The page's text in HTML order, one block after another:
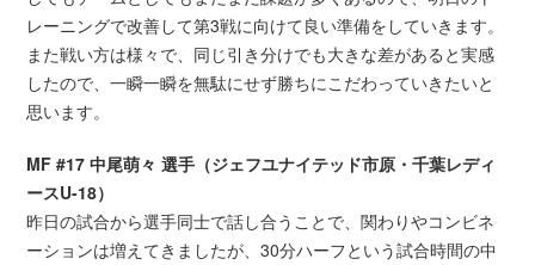
レーニングで改善して第3戦に向けて良い準備をしていきます。
また戦い方は様々で、同じ引き分けでも大きな差があると実感
したので、一瞬一瞬を無駄にせず勝ちにこだわっていきたいと
思います。
MF #17 中尾萌々 選手（ジェフユナイテッド市原・千葉レディ
ースU-18）
昨日の試合から選手同士で話し合うことで、関わりやコンビネ
ーションは増えてきましたが、30分ハーフという試合時間の中